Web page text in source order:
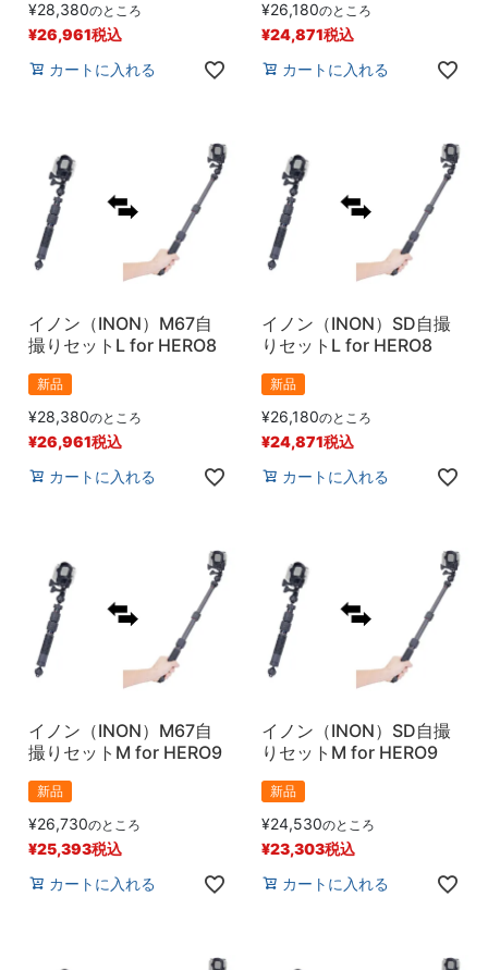
¥28,380のところ
¥26,961税込
カートに入れる
¥26,180のところ
¥24,871税込
カートに入れる
イノン（INON）M67自
撮りセットL for HERO8
新品
¥28,380のところ
¥26,961税込
カートに入れる
イノン（INON）SD自撮
りセットL for HERO8
新品
¥26,180のところ
¥24,871税込
カートに入れる
イノン（INON）M67自
撮りセットM for HERO9
新品
¥26,730のところ
¥25,393税込
カートに入れる
イノン（INON）SD自撮
りセットM for HERO9
新品
¥24,530のところ
¥23,303税込
カートに入れる